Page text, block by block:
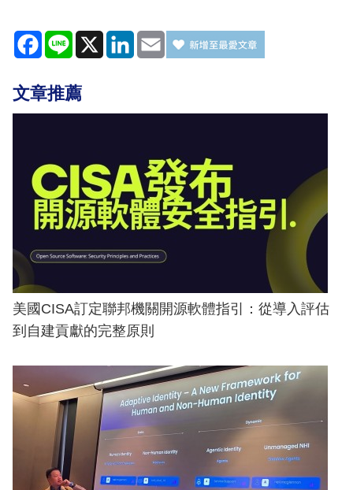
Facebook
Line X LinkedIn
Email
文章推薦
美國CISA訂定聯邦機關開源軟體指引：從導入評估
到自建貢獻的完整原則